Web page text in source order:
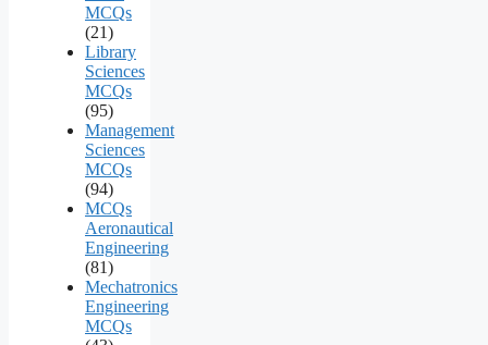
MCQs
(21)
Library
Sciences
MCQs
(95)
Management
Sciences
MCQs
(94)
MCQs
Aeronautical
Engineering
(81)
Mechatronics
Engineering
MCQs